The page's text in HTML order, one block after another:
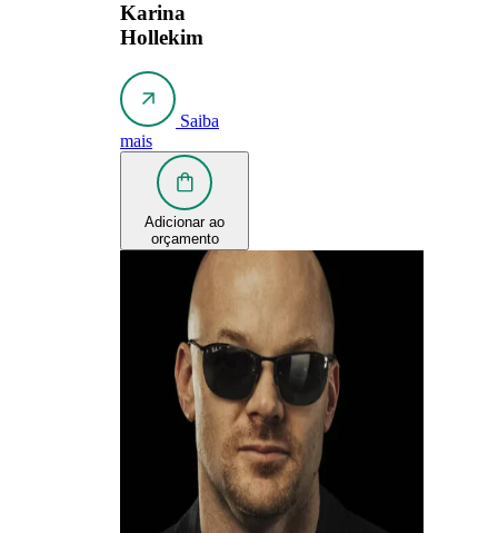
Karina
Hollekim
Saiba
mais
Adicionar ao
orçamento